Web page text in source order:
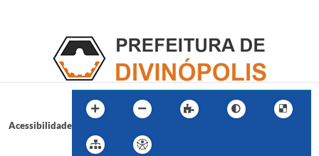
Acessibilidade